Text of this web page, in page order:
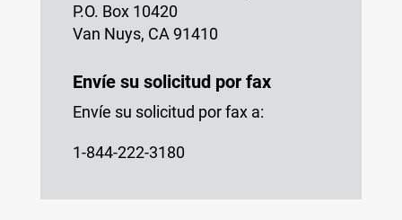
P.O. Box 10420
Van Nuys, CA 91410
Envíe su solicitud por fax
Envíe su solicitud por fax a:
1-844-222-3180